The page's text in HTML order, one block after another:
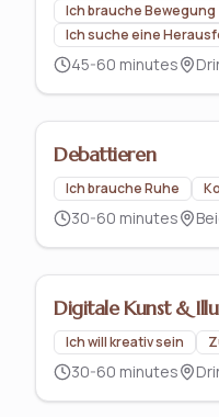
Ich brauche Bewegung
Ich suche eine
45-60 minutes
Debattieren
Ich brauche Ruhe
30-60 minutes
Digitale Kunst &
Ich will kreativ sein
30-60 minutes